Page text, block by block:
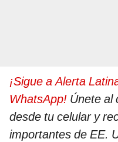
¡Sigue a Alerta
WhatsApp! Únete al
desde tu celular y
importantes de EE.